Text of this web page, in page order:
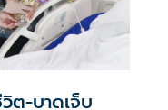
ต-บาดเจ็บ